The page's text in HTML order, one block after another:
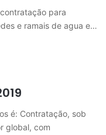
para
e ramais de agua e…
é: Contratação, sob
global, com